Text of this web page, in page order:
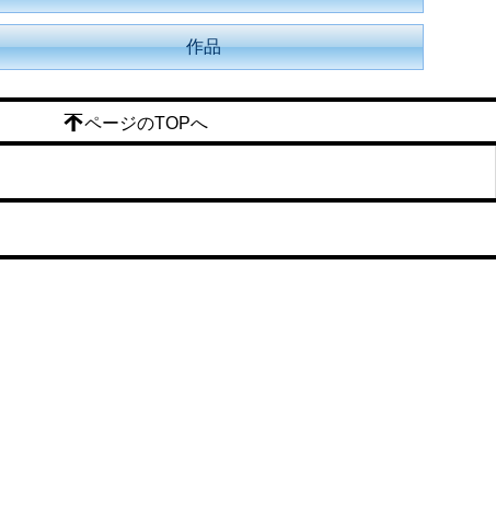
作品
ページのTOPへ